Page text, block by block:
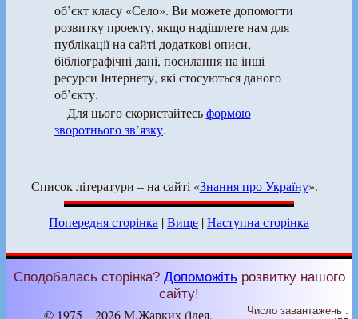
об’єкт класу «Село». Ви можете допомогти
розвитку проекту, якщо надішлете нам для
публікації на сайті додаткові описи,
бібліографічні дані, посилання на інші
ресурси Інтернету, які стосуються даного
об’єкту.
Для цього скористайтесьформою
зворотнього зв’язку.
Список літератури – на сайті «Знання про Україну».
Попередня сторінка |Вище |Наступна сторінка
Сподобалась сторінка? Допоможітьрозвитку нашого
сайту!
© 1975 – 2026 М.Жарких (ідея,
Число завантажень :